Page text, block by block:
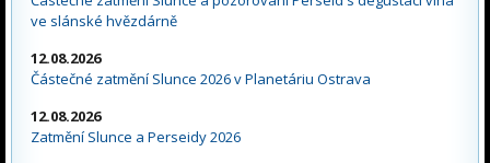
ve slánské hvězdárně
12.08.2026
Částečné zatmění Slunce 2026 v Planetáriu Ostrava
12.08.2026
Zatmění Slunce a Perseidy 2026